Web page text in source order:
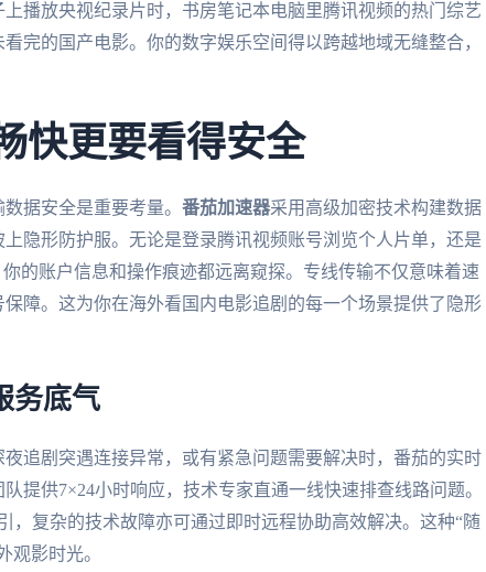
播放央视纪录片时，书房笔记本电脑里腾讯视频的热门综艺
完的国产电影。你的数字娱乐空间得以跨越地域无缝整合，
快更要看得安全
据安全是重要考量。 番茄加速器采用高级加密技术构建数据
隐形防护服。无论是登录腾讯视频账号浏览个人片单，还是
的账户信息和操作痕迹都远离窥探。专线传输不仅意味着速
障。这为你在海外看国内电影追剧的每一个场景提供了隐形
务底气
追剧突遇连接异常，或有紧急问题需要解决时，番茄的实时
提供7×24小时响应，技术专家直通一线快速排查线路问题。
，复杂的技术故障亦可通过即时远程协助高效解决。这种“随
观影时光。